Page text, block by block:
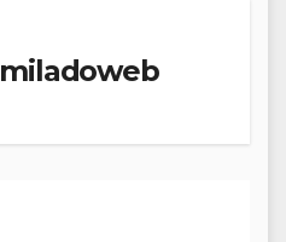
miladoweb